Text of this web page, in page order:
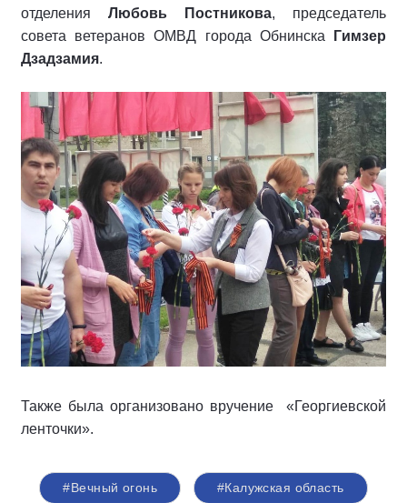
отделения Любовь Постникова, председатель
совета ветеранов ОМВД города Обнинска Гимзер
Дзадзамия.
Также была организовано вручение «Георгиевской
ленточки».
#Вечный огонь #Калужская область